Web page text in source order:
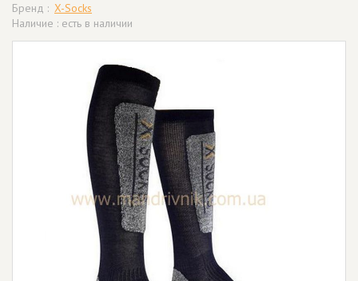
Бренд : X-Socks
Наличие : есть в наличии